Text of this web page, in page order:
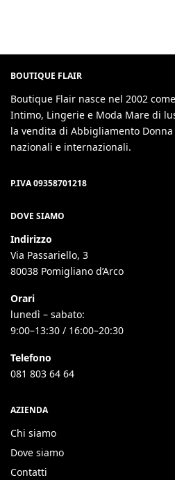
BOUTIQUE FLAIR
Boutique Flair nasce nel 2002
Intimo, Lingerie e Moda Mare di
la vendita di Abbigliamento
nazionali e internazionali.
P.IVA 09358701218
DOVE SIAMO
Indirizzo
Via Passariello, 3
80038 Pomigliano d’Arco
Orari
lunedì – sabato:
9:00–13:30 / 16:00–20:30
Telefono
081 803 64 64
AZIENDA
Chi siamo
Dove siamo
Contatti